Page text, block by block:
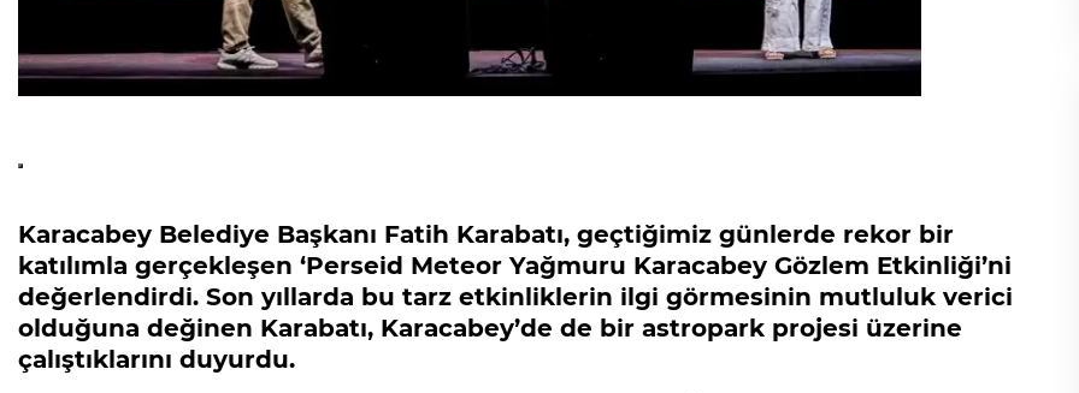
Karacabey Belediye Başkanı Fatih Karabatı, geçtiğimiz günlerde rekor bir
katılımla gerçekleşen ‘Perseid Meteor Yağmuru Karacabey Gözlem Etkinliği’ni
değerlendirdi. Son yıllarda bu tarz etkinliklerin ilgi görmesinin mutluluk verici
olduğuna değinen Karabatı, Karacabey’de de bir astropark projesi üzerine
çalıştıklarını duyurdu.